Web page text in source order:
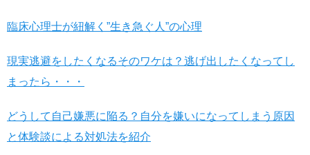
臨床心理士が紐解く”生き急ぐ人”の心理
現実逃避をしたくなるそのワケは？逃げ出したくなってし
まったら・・・
どうして自己嫌悪に陥る？自分を嫌いになってしまう原因
と体験談による対処法を紹介